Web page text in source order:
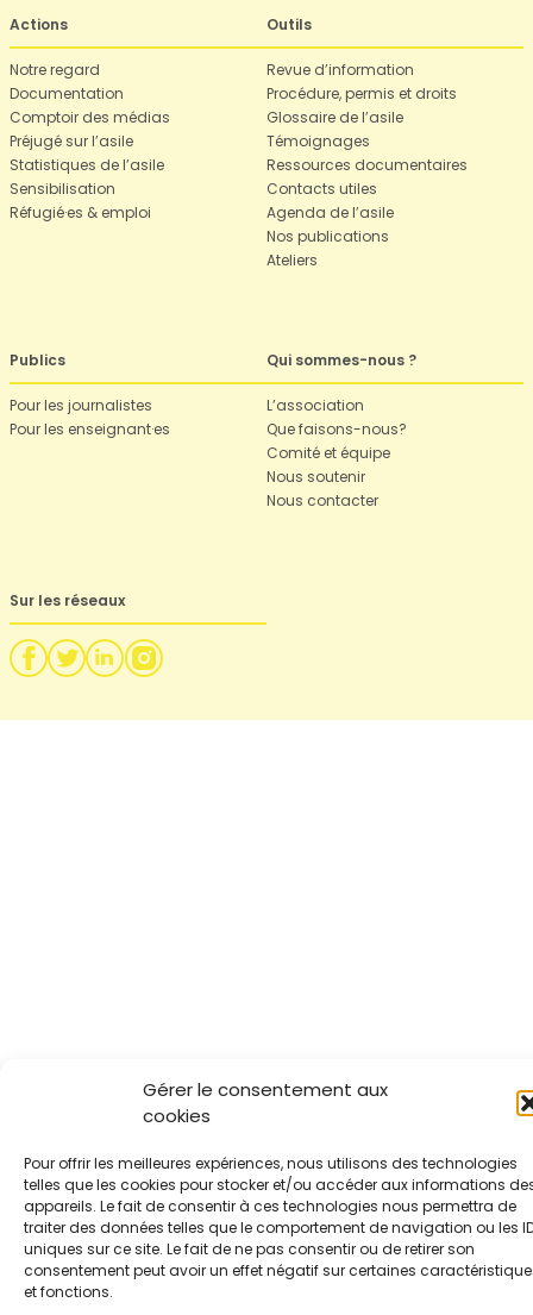
Gérer le consentement aux
cookies
Pour offrir les meilleures expériences, nous utilisons des technologies
telles que les cookies pour stocker et/ou accéder aux informations
appareils. Le fait de consentir à ces technologies nous permettra de
traiter des données telles que le comportement de navigation ou les
uniques sur ce site. Le fait de ne pas consentir ou de retirer son
consentement peut avoir un effet négatif sur certaines
et fonctions.
Actions
Notre regard
Documentation
Comptoir des médias
Préjugé sur l’asile
Statistiques de l’asile
Sensibilisation
Réfugié·es & emploi
Outils
Revue d’information
Procédure, permis et droits
Glossaire de l’asile
Témoignages
Ressources documentaires
Contacts utiles
Agenda de l’asile
Nos publications
Ateliers
Publics
Pour les journalistes
Pour les enseignant·es
Qui sommes-nous ?
L’association
Que faisons-nous?
Comité et équipe
Nous soutenir
Nous contacter
Sur les réseaux